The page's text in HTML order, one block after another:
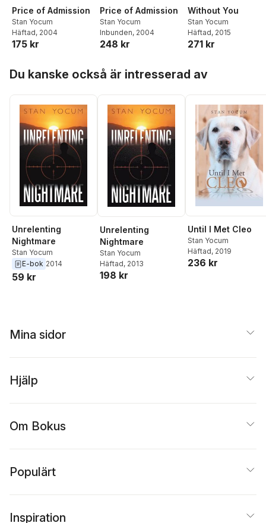
Price of Admission
Stan Yocum
Häftad, 2004
175 kr
Price of Admission
Stan Yocum
Inbunden, 2004
248 kr
Without You
Stan Yocum
Häftad, 2015
271 kr
Du kanske också är intresserad av
Unrelenting
Nightmare
Stan Yocum
E-bok 2014
59 kr
Unrelenting
Nightmare
Stan Yocum
Häftad, 2013
198 kr
Until I Met Cleo
Stan Yocum
Häftad, 2019
236 kr
Mina sidor
Hjälp
Om Bokus
Populärt
Inspiration